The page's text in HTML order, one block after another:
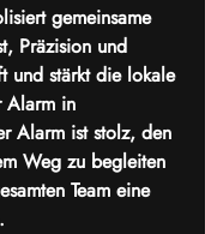
gemeinsame
Präzision und
und stärkt die lokale
Alarm in
Alarm ist stolz, den
Weg zu begleiten
Team eine